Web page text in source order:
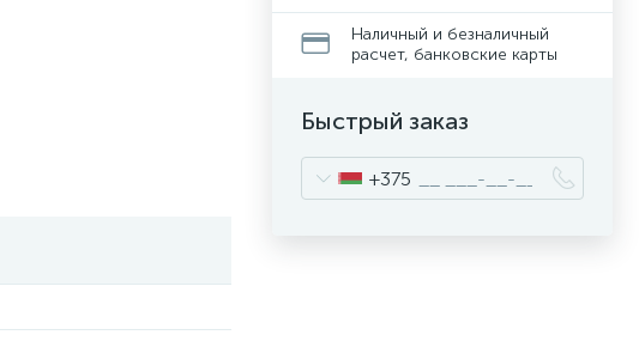
Наличный и безналичный
расчет, банковские карты
Быстрый заказ
+375